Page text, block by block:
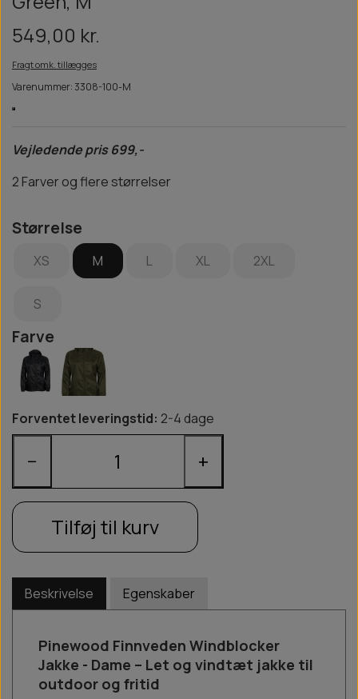
549,00 kr.
Fragt omk. tillægges
Varenummer: 3308-100-M
Vejledende pris 699,-
2 Farver og flere størrelser
Størrelse
XS M L XL 2XL
S
Farve
Forventet leveringstid: 2-4 dage
− +
Tilføj til kurv
Beskrivelse Egenskaber
Pinewood Finnveden Windblocker
Jakke - Dame – Let og vindtæt jakke til
outdoor og fritid